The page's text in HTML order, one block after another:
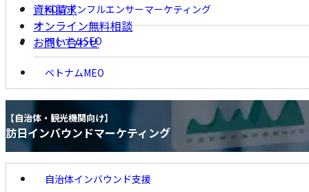
資料請求
オンライン無料相談
お問い合わせ
KOL/インフルエンサーマーケティング
ベトナムSEO
ベトナムMEO
【自治体・観光機関向け】
訪日インバウンドマーケティング
【自治体・観光機関向け】
訪日インバウンドマーケティン
自治体インバウンド支援